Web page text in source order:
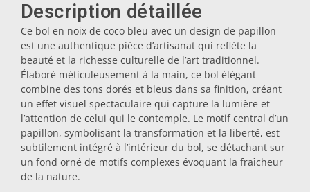
Sous-verres
Bouchons
Huiliers
Dessous-de-plat
Description détaillée
Ce bol en noix de coco bleu avec un design de papillon
est une authentique pièce d’artisanat qui reflète la
beauté et la richesse culturelle de l’art traditionnel.
Élaboré méticuleusement à la main, ce bol élégant
combine des tons dorés et bleus dans sa finition, créant
un effet visuel spectaculaire qui capture la lumière et
l’attention de celui qui le contemple. Le motif central d’un
papillon, symbolisant la transformation et la liberté, est
subtilement intégré à l’intérieur du bol, se détachant sur
un fond orné de motifs complexes évoquant la fraîcheur
de la nature.